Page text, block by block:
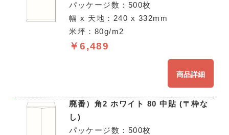
パッケージ数：500枚
幅 x 天地：240 x 332mm
米坪：80g/m2
￥6,489
商品詳細
廃番）角2 ホワイト 80 中貼 (〒枠な
し)
パッケージ数：500枚